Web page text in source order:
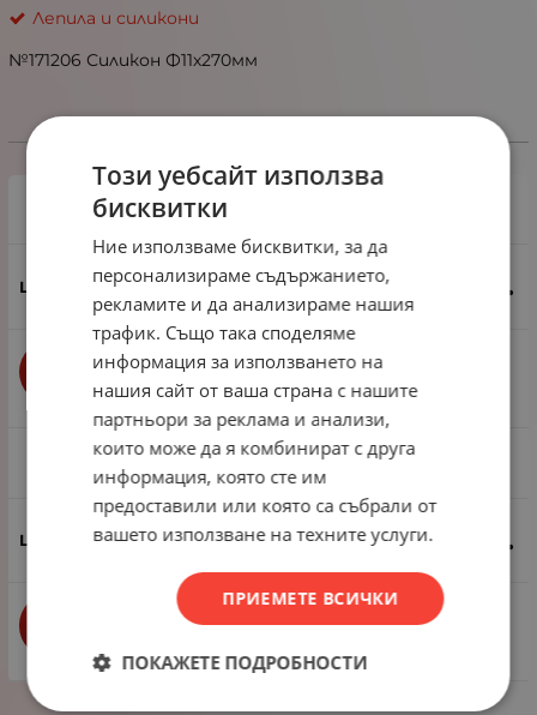
Лепила и силикони
№171206 Силикон Ф11х270мм
1 брой
0.31€ лв.
бр. КУПИ
1 пак - 500 грама ~19 броя
4.35€ / 8.51 лв.
КУПИ
Този уебсайт използва
бисквитки
Ние използваме бисквитки, за да
персонализираме съдържанието,
рекламите и да анализираме нашия
трафик. Също така споделяме
информация за използването на
нашия сайт от ваша страна с нашите
партньори за реклама и анализи,
които може да я комбинират с друга
информация, която сте им
предоставили или която са събрали от
вашето използване на техните услуги.
ПРИЕМЕТЕ ВСИЧКИ
ПОКАЖЕТЕ ПОДРОБНОСТИ